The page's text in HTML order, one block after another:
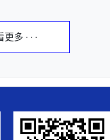
更多 · · ·